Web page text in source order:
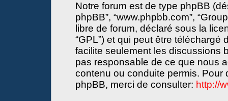
Notre forum est de type phpBB
phpBB”, “www.phpbb.com”,
libre de forum, déclaré sous la
“GPL”) et qui peut être téléchargé
facilite seulement les discussions
pas responsable de ce que nous
contenu ou conduite permis. Pour
phpBB, merci de consulter: http://